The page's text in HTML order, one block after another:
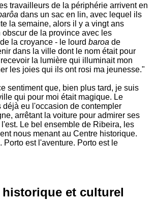
travailleurs de la périphérie arrivent en
dans un sac en lin, avec lequel ils
la semaine, alors il y a vingt ans
de la province avec les
la croyance - le lourd baroa de
dans la ville dont le nom était pour
la lumière qui illuminait mon
les joies qui ils ont rosi ma jeunesse."
sentiment que, bien plus tard, je suis
qui pour moi était magique. Le
déjà eu l'occasion de contempler
arrêtant la voiture pour admirer ses
Le bel ensemble de Ribeira, les
nous menant au Centre historique.
Porto est l'aventure. Porto est le
et culturel